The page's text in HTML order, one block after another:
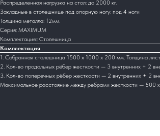
Распределенная нагрузка на стол: до 2000 кг.
Закладные в столешнице под опорную ногу: под 4 ноги
Толщина металла: 12мм.
Серия: MAXIMUM
Комплектация:: Столешница
Комплектация
1. Собранная столешница 1500 х 1000 х 200 мм. Толщина
2. Кол-во продольных рёбер жесткости — 3 внутренних + 2
3. Кол-во поперечных рёбер жесткости — 2 внутренних + 2
Максимальное расстояние между ребрами жесткости — 500